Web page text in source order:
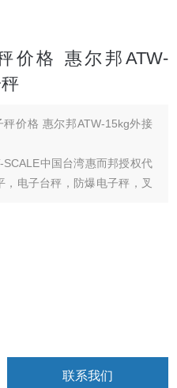
价格 惠尔邦ATW-
秤价格 惠尔邦ATW-15kg外接
SCALE中国台湾惠而邦授权代
电子台秤，防爆电子秤，叉
山，杭州，南京，合肥，重
联系我们